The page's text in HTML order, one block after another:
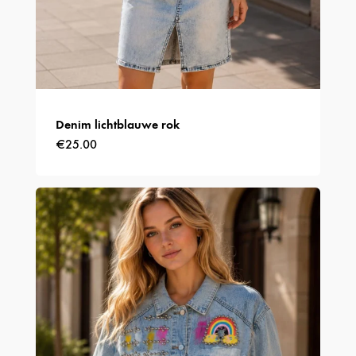
Denim lichtblauwe rok
€25.00
heeft
meerdere
variaties.
Deze
optie
kan
gekozen